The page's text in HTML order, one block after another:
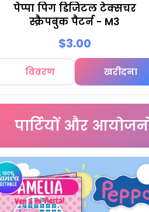
पेप्पा पिग डिजिटल टेक्सचर
स्क्रैपबुक पैटर्न - M3
$3.00
विवरण खरीदना
पार्टियों और